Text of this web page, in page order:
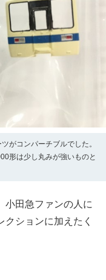
がコンパーチブルでした。
形は少し丸みが強いものと
小田急ファンの人に
ションに加えたく